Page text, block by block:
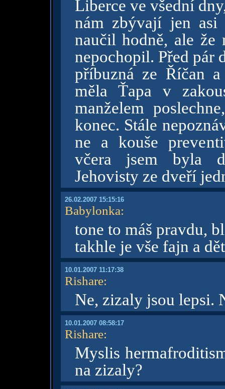
Liberce ve všední
nám zbývají jen
naučil hodně, ale že
nepochopil. Před pár
příbuzná ze Říčan
měla Ťapa v
manželem
konec. Stále
ne a kouše
včera jsem byla
Jehovisty ze dveří
26.02.2007 15:15:16
Babylonka:
tone to máš pravdu,
takhle je vše fajn a
10.01.2007 11:17:38
Rishare:
Ne, zizaly jsou lepsi.
10.01.2007 08:58:17
Rishare:
Myslis
na zizaly?